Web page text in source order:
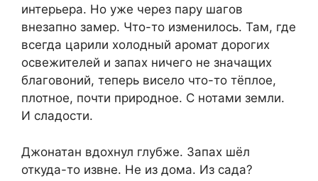
интерьера. Но уже через пару шагов
внезапно замер. Что-то изменилось. Там, где
всегда царили холодный аромат дорогих
освежителей и запах ничего не значащих
благовоний, теперь висело что-то тёплое,
плотное, почти природное. С нотами земли.
И сладости.
Джонатан вдохнул глубже. Запах шёл
откуда-то извне. Не из дома. Из сада?